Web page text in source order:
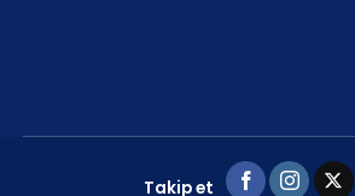
Takip et